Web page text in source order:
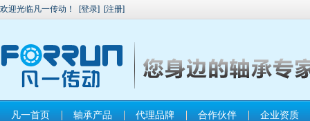
欢迎光临凡一传动！ [登录] [注册]
凡一首页 轴承产品 代理品牌 合作伙伴 企业资质